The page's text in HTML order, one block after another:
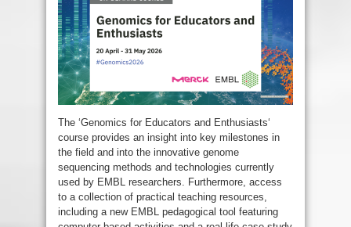
The ‘Genomics for Educators and Enthusiasts‘
course provides an insight into key milestones in
the field and into the innovative genome
sequencing methods and technologies currently
used by EMBL researchers. Furthermore, access
to a collection of practical teaching resources,
including a new EMBL pedagogical tool featuring